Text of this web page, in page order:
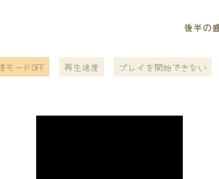
後半の
モードOFF 再生速度 プレイを開始できない